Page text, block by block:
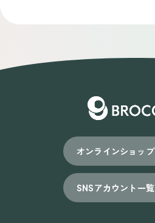
ゲ
オンラインショップ
SNSアカウント一覧